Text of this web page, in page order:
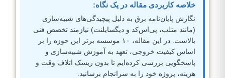
خلاصه کاربردی مقاله در یک نگاه:
نگارش پایان‌نامه برق به دلیل پیچیدگی‌های شبیه‌سازی
(مانند متلب، پی‌اس‌کد و دیگسایلنت) نیازمند تخصص فنی
بالاست. در این مقاله، ۱۰ موسسه برتر این حوزه را بر
اساس کیفیت خروجی، تعهد به آموزش شبیه‌سازی و
پاسخگویی بررسی کرده‌ایم تا بدون ریسک اتلاف وقت و
هزینه، پروژه خود را به سرانجام برسانید.